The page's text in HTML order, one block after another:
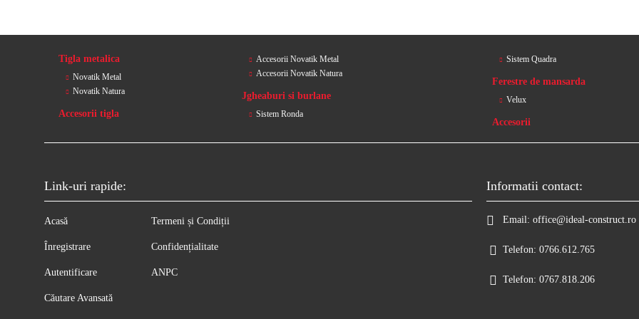
Tigla metalica
Novatik Metal
Novatik Natura
Accesorii tigla
Accesorii Novatik Metal
Accesorii Novatik Natura
Jgheaburi si burlane
Sistem Ronda
Sistem Quadra
Ferestre de mansarda
Velux
Accesorii
Link-uri rapide:
Acasă
Înregistrare
Autentificare
Căutare Avansată
Termeni și Condiții
Confidențialitate
ANPC
Informatii contact:
Email: office@ideal-construct.ro
Telefon: 0766.612.765
Telefon: 0767.818.206